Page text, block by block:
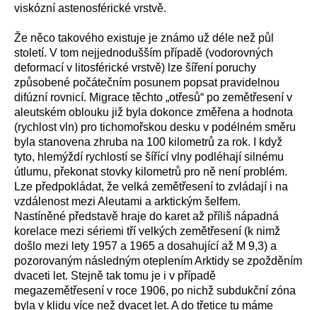
viskózní astenosférické vrstvě.
Že něco takového existuje je známo už déle než půl
století. V tom nejjednodušším případě (vodorovných
deformací v litosférické vrstvě) lze šíření poruchy
způsobené počátečním posunem popsatpravidelnou
difúzní rovnicí. Migrace těchto „otřesů“ po zemětřesení v
aleutském oblouku již byla dokonce změřena a hodnota
(rychlostvln) pro tichomořskou desku v podélném směru
byla stanovena zhruba na 100 kilometrů za rok.
I když
tyto, hlemýždí rychlostí se šířící vlny podléhají silnému
útlumu, překonatstovky kilometrů pro ně není problém.
Lze předpokládat, že velká zemětřesení to zvládají i na
vzdálenost mezi Aleutami a arktickým šelfem.
Nastíněné představě hraje do karetaž příliš nápadná
korelace mezi sériemi tří velkých zemětřesení (k nimž
došlo mezi lety 1957 a 1965 a dosahující až M 9,3) a
pozorovaným následným oteplením Arktidy se zpožděním
dvaceti let. Stejně tak tomu je i v případě
megazemětřesení v roce 1906, po nichž subdukční zóna
byla v klidu více než dvacet let. A do třetice tu máme